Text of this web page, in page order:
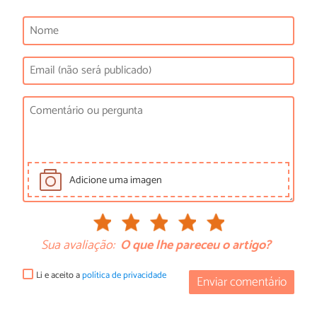
Adicione uma imagen
Sua avaliação: O que lhe pareceu o artigo?
Enviar comentário
Li e aceito apolítica de privacidade